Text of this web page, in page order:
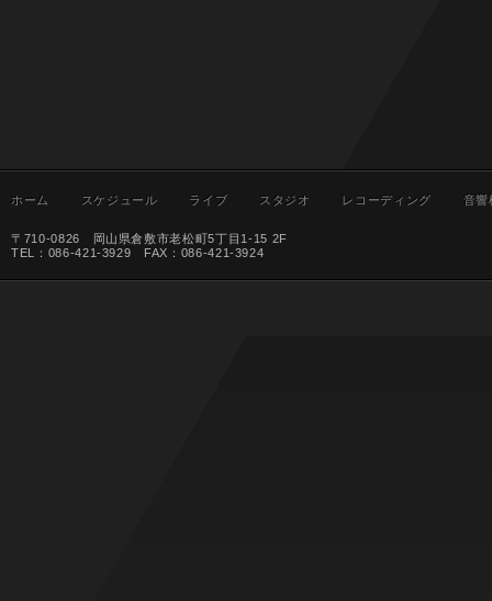
ホーム スケジュール ライブ スタジオ レコーディング 音響
〒710-0826 岡山県倉敷市老松町5丁目1-15 2F
TEL：086-421-3929 FAX：086-421-3924